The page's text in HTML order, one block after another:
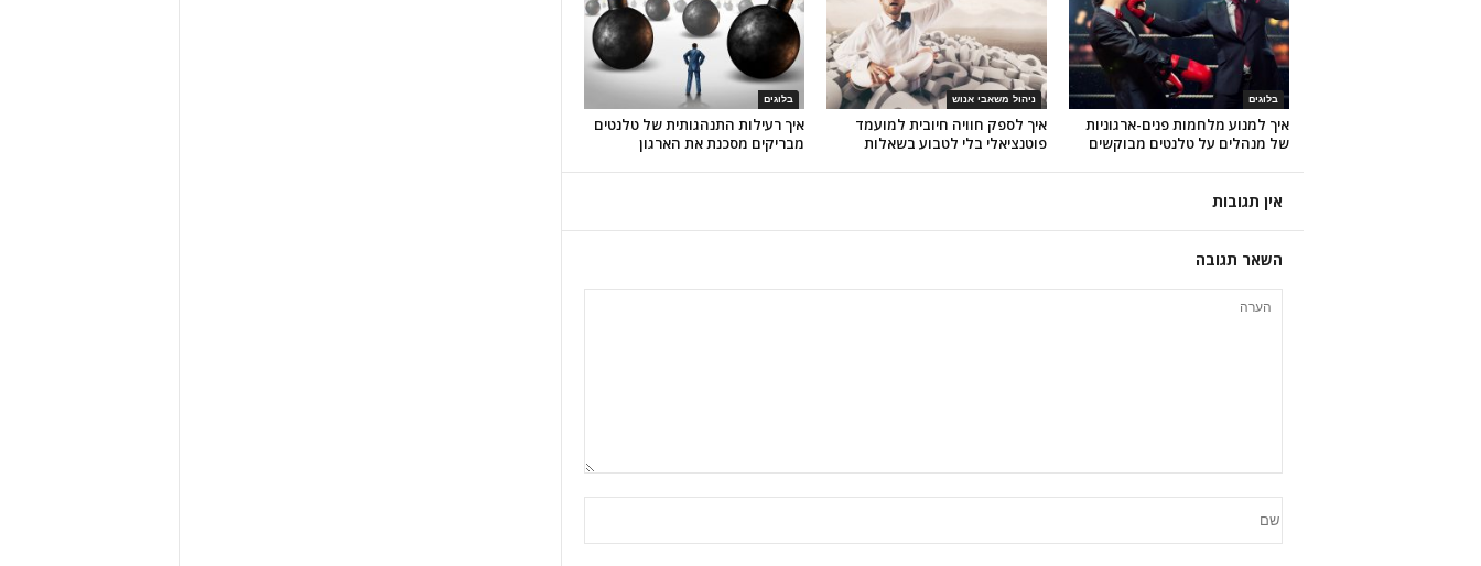
בלוגים
איך רעילות התנהגותית של טלנטים
מבריקים מסכנת את הארגון
ניהול משאבי אנוש
איך לספק חוויה חיובית למועמד
פוטנציאלי בלי לטבוע בשאלות
בלוגים
איך למנוע מלחמות פנים-ארגוניות
של מנהלים על טלנטים מבוקשים
אין תגובות
השאר תגובה